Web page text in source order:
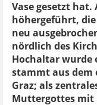
Vase gesetzt
höhergeführt, die
neu
nördlich des
Hochaltar wurde
stammt aus dem
Graz; als
Muttergottes mit